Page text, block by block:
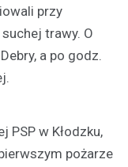
przy
trawy. O
a po godz.
PSP w Kłodzku,
pożarze